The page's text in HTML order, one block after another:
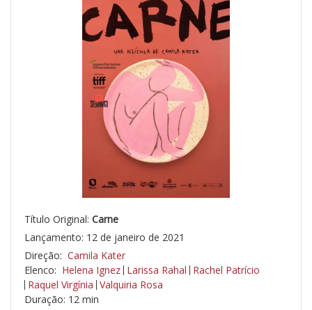
Título Original: Carne
Lançamento: 12 de janeiro de 2021
Direção: Camila Kater
Elenco: Helena Ignez Larissa Rahal Rachel Patrício
Raquel Virgínia Valquiria Rosa
Duração: 12 min